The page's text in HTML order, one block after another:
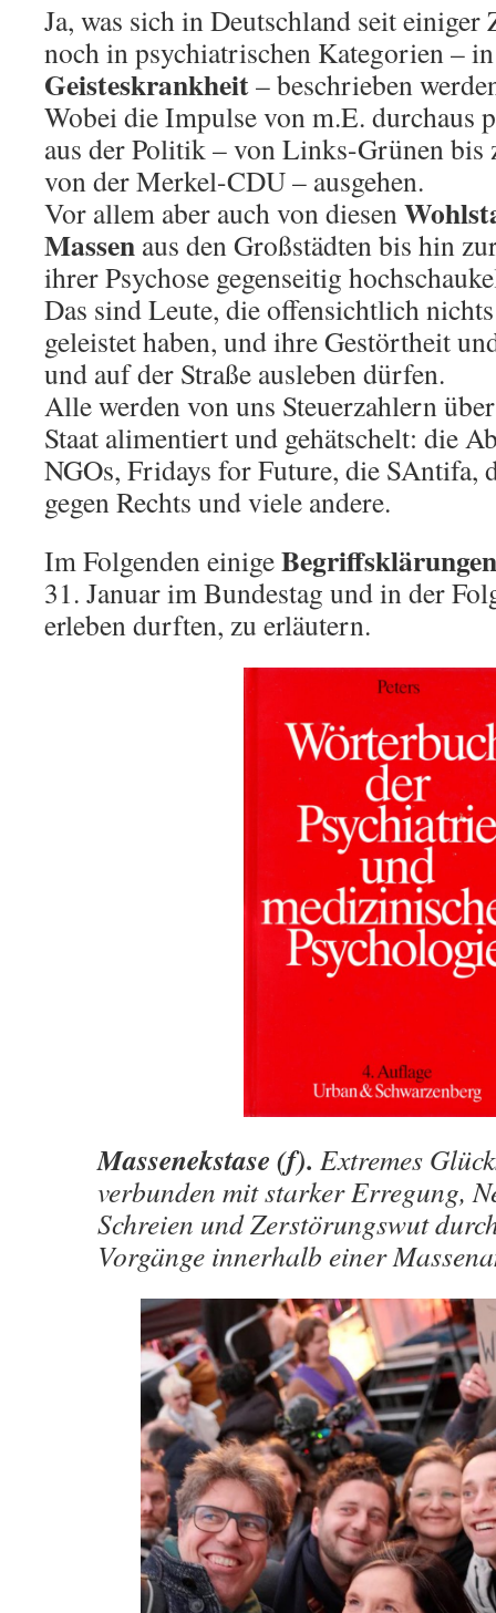
Ja, was sich in Deutschland seit
noch in psychiatrischen Kategorien –
Geisteskrankheit– beschrieben
Wobei die Impulse von m.E. durchaus
aus der Politik – von Links-Grünen bis
von der Merkel-CDU – ausgehen.
Vor allem aber auch von diesen
Massen aus den Großstädten bis hin
ihrer Psychose gegenseitig
Das sind Leute, die offensichtlich
geleistet haben, und ihre Gestörtheit
und auf der Straße ausleben dürfen.
Alle werden von uns Steuerzahlern
Staat alimentiert und gehätschelt: die
NGOs, Fridays for Future, die SAntifa,
gegen Rechts und viele andere.
Im Folgenden einigeBegriffsklärungen
31. Januar im Bundestag und in der
erleben durften, zu erläutern.
Massenekstase (f). Extremes
verbunden mit starker Erregung,
Schreien und Zerstörungswut
Vorgänge innerhalb einer